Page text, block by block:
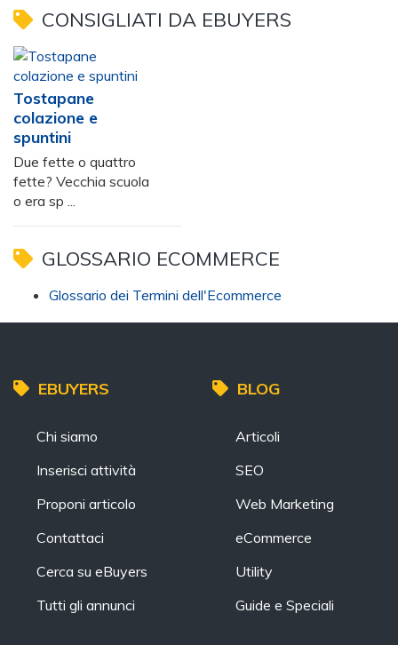
CONSIGLIATI DA EBUYERS
Tostapane
colazione e
spuntini
Due fette o quattro
fette? Vecchia scuola
o era sp ...
GLOSSARIO ECOMMERCE
Glossario dei Termini dell'Ecommerce
EBUYERS
Chi siamo
Inserisci attività
Proponi articolo
Contattaci
Cerca su eBuyers
Tutti gli annunci
BLOG
Articoli
SEO
Web Marketing
eCommerce
Utility
Guide e Speciali